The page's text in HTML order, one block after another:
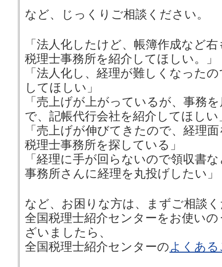
など、じっくりご相談ください。
「法人化したけど、帳簿作成など
税理士事務所を紹介してほしい。」
「法人化し、経理が難しくなった
してほしい」
「売上げが上がっているが、事務
で、記帳代行会社を紹介してほしい
「売上げが伸びてきたので、経理
税理士事務所を探している」
「経理に手が回らないので領収書
事務所さんに経理を丸投げしたい」
など、お困りな方は、まずご相談
全国税理士紹介センターをお使い
ざいましたら、
全国税理士紹介センターのよくあ